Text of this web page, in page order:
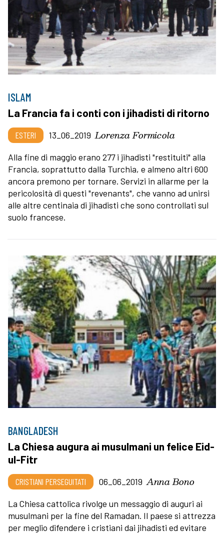
ISLAM
La Francia fa i conti con i jihadisti di ritorno
ESTERI 13_06_2019 Lorenza Formicola
Alla fine di maggio erano 277 i jihadisti "restituiti" alla
Francia, soprattutto dalla Turchia, e almeno altri 600
ancora premono per tornare. Servizi in allarme per la
pericolosità di questi "revenants", che vanno ad unirsi
alle altre centinaia di jihadisti che sono controllati sul
suolo francese.
BANGLADESH
La Chiesa augura ai musulmani un felice Eid-
ul-Fitr
CRISTIANI PERSEGUITATI 06_06_2019 Anna Bono
La Chiesa cattolica rivolge un messaggio di auguri ai
musulmani per la fine del Ramadan. Il paese si attrezza
per meglio difendere i cristiani dai jihadisti ed evitare